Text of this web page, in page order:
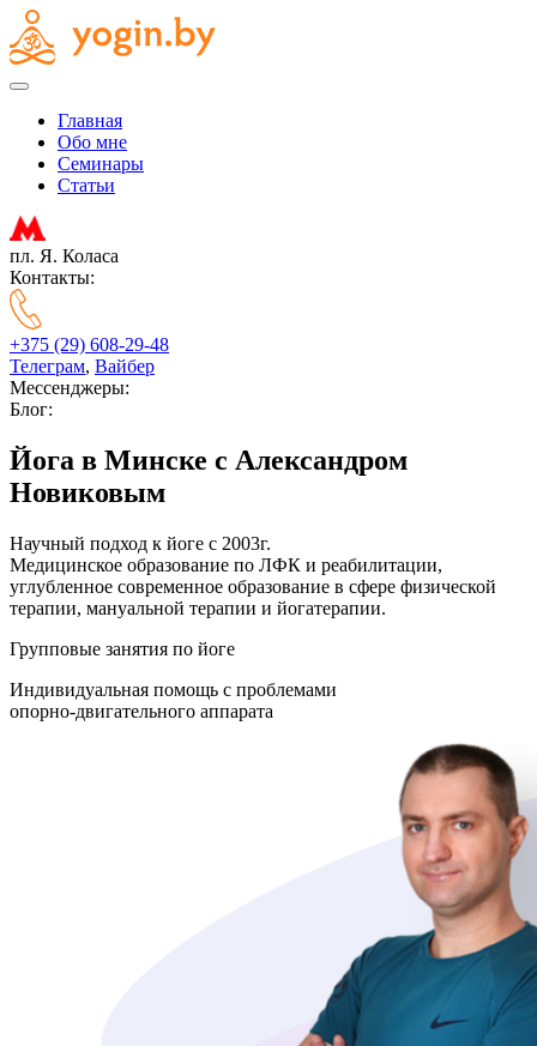
Главная
Обо мне
Семинары
Статьи
пл. Я. Коласа
Контакты:
+375 (29) 608-29-48
Телеграм, Вайбер
Мессенджеры:
Блог:
Йога в Минске с Александром
Новиковым
Научный подход к йоге с 2003г.
Медицинское образование по ЛФК и реабилитации,
углубленное современное образование в сфере физической
терапии, мануальной терапии и йогатерапии.
Групповые занятия по йоге
Индивидуальная помощь с проблемами
опорно-двигательного аппарата